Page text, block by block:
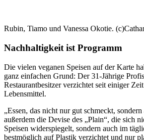
Rubin, Tiamo und Vanessa Okotie.
Nachhaltigkeit ist Programm
Die vielen veganen Speisen auf der Karte
ganz einfachen Grund: Der 31-Jährige
Restaurantbesitzer verzichtet seit einiger
Lebensmittel.
„Essen, das nicht nur gut schmeckt,
außerdem die Devise des „Plain“, die sich
Speisen widerspiegelt, sondern auch im
bestmöglich auf Plastik verzichtet und nur